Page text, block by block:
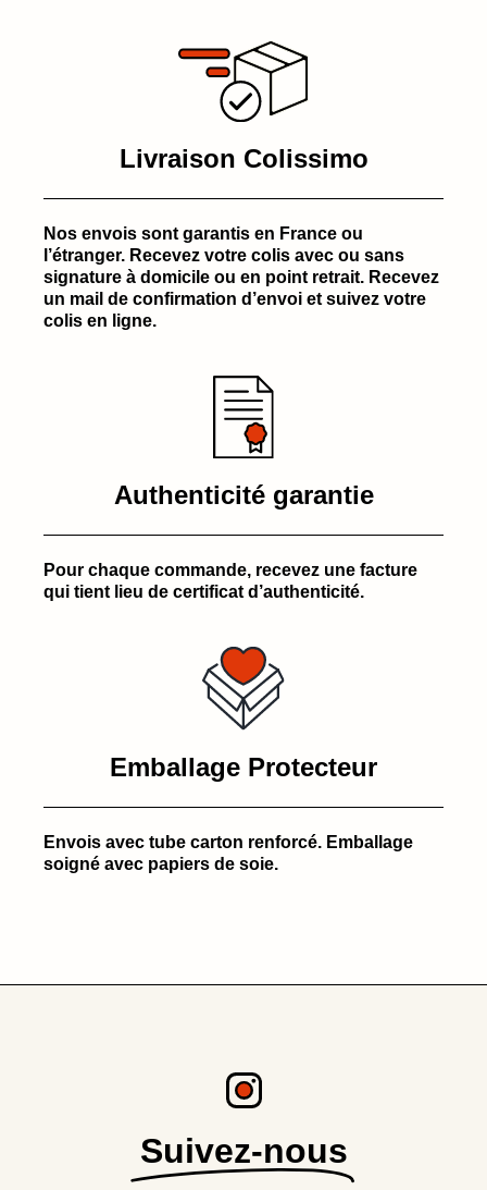
Livraison Colissimo
Nos envois sont garantis en France ou
l’étranger. Recevez votre colis avec ou sans
signature à domicile ou en point retrait. Recevez
un mail de confirmation d’envoi et suivez votre
colis en ligne.
Authenticité garantie
Pour chaque commande, recevez une facture
qui tient lieu de certificat d’authenticité.
Emballage Protecteur
Envois avec tube carton renforcé. Emballage
soigné avec papiers de soie.
Suivez-nous